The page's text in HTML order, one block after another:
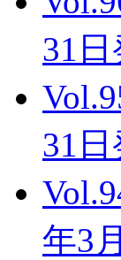
31
31
年3